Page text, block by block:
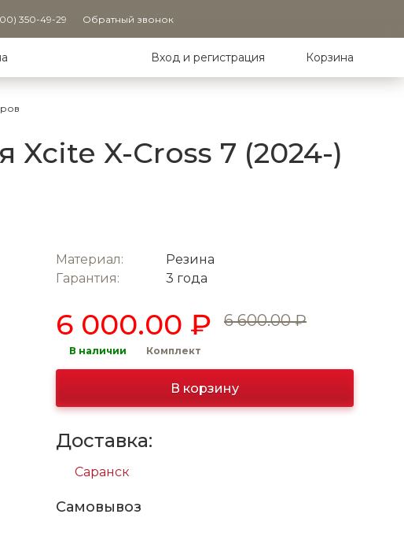
350-49-29 Обратный звонок
Вход и регистрация Корзина
X-Cross 7 (2024-)
Материал:
Резина
Гарантия:
3 года
6 000.00 ₽ 6 600.00 ₽
В наличии Комплект
В корзину
Доставка:
Саранск
Самовывоз